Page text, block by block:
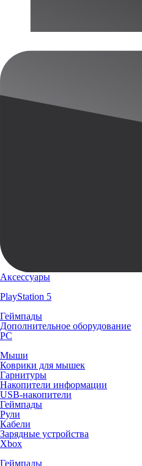
Аксессуары
PlayStation 5
Геймпады
Дополнительное оборудование
PC
Мыши
Коврики для мышек
Гарнитуры
Накопители информации
USB-накопители
Геймпады
Рули
Кабели
Зарядные устройства
Xbox
Геймпады